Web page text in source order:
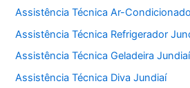
Assistência Técnica Ar-
Assistência Técnica Refrigerador
Assistência Técnica Geladeira Jundiaí
Assistência Técnica Diva Jundiaí